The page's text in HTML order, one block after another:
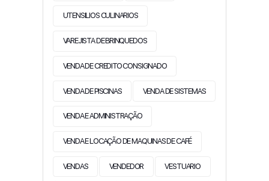
UTENSILIOS CULINARIOS
VAREJISTA DE BRINQUEDOS
VENDA DE CREDITO CONSIGNADO
VENDA DE PISCINAS VENDA DE SISTEMAS
VENDA E ADMINISTRAÇÃO
VENDA E LOCAÇÃO DE MAQUINAS DE CAFÉ
VENDAS VENDEDOR VESTUARIO